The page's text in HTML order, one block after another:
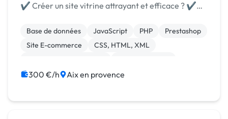
✔️ Créer un site vitrine attrayant et efficace ? ✔️
meilleure expérience utilisateur ? ✔️ Lan...
Base de données JavaScript PHP
Prestashop
Site E-commerce
CSS, HTML, XML
Integration HTML
Migration ou refonte de site
300 €/h Aix en provence